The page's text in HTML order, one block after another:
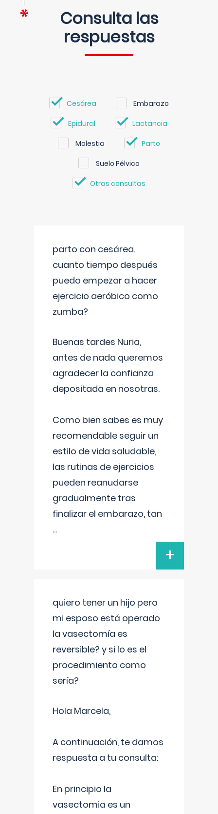
Consulta las
respuestas
Cesárea Embarazo
Epidural Lactancia
Molestia Parto
Suelo Pélvico
Otras consultas
parto con cesárea.
cuanto tiempo después
puedo empezar a hacer
ejercicio aeróbico como
zumba?
Buenas tardes Nuria,
antes de nada queremos
agradecer la confianza
depositada en nosotras.
Como bien sabes es muy
recomendable seguir un
estilo de vida saludable,
las rutinas de ejercicios
pueden reanudarse
gradualmente tras
finalizar el embarazo, tan
...
+
quiero tener un hijo pero
mi esposo está operado
la vasectomía es
reversible? y si lo es el
procedimiento como
sería?
Hola Marcela,
A continuación, te damos
respuesta a tu consulta:
En principio la
vasectomia es un